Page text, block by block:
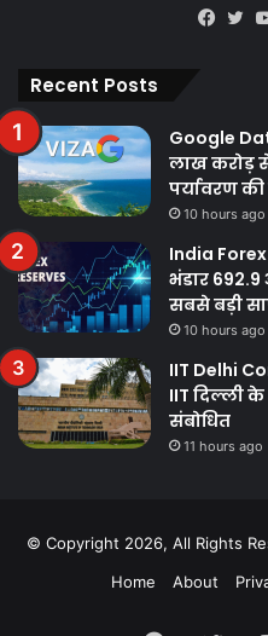
Recent Posts
Google
लाख करोड़
पर्यावरण
10 hours ago
India Forex
भंडार
सबसे बड़ी
10 hours ago
IIT Delhi
IIT दिल्ली
संबोधित
11 hours ago
© Copyright 2026, All Rights
Home
About